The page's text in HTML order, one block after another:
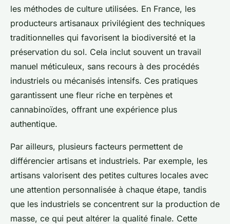
les méthodes de culture utilisées. En France, les
producteurs artisanaux privilégient des techniques
traditionnelles qui favorisent la biodiversité et la
préservation du sol. Cela inclut souvent un travail
manuel méticuleux, sans recours à des procédés
industriels ou mécanisés intensifs. Ces pratiques
garantissent une fleur riche en terpènes et
cannabinoïdes, offrant une expérience plus
authentique.
Par ailleurs, plusieurs facteurs permettent de
différencier artisans et industriels. Par exemple, les
artisans valorisent des petites cultures locales avec
une attention personnalisée à chaque étape, tandis
que les industriels se concentrent sur la production de
masse, ce qui peut altérer la qualité finale. Cette